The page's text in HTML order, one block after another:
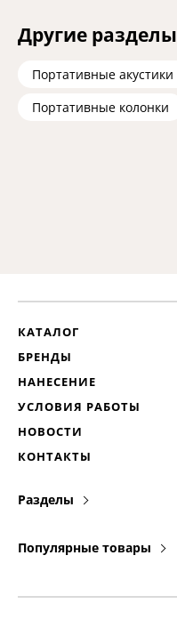
Другие разделы
Портативные
Портативные колонки
КАТАЛОГ
БРЕНДЫ
НАНЕСЕНИЕ
УСЛОВИЯ РАБОТЫ
НОВОСТИ
КОНТАКТЫ
Разделы
Популярные товары